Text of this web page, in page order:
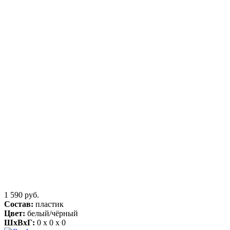
1 590 руб.
Состав: пластик
Цвет: белый/чёрный
ШхВхГ: 0 x 0 x 0